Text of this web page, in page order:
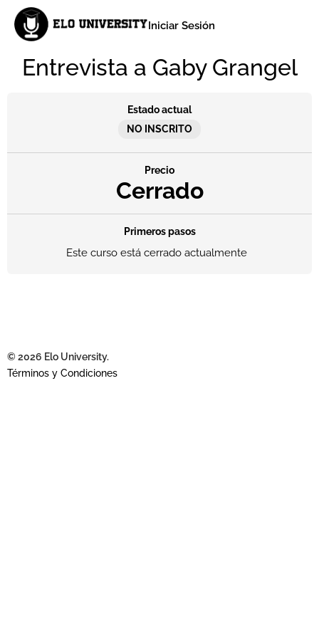
Iniciar Sesión
Entrevista a Gaby Grangel
Estado actual
NO INSCRITO
Precio
Cerrado
Primeros pasos
Este curso está cerrado actualmente
© 2026 Elo University.
Términos y Condiciones